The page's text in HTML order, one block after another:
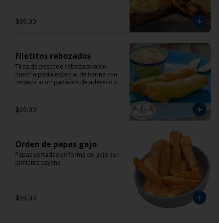
$89.00
Filetitos rebozados
Tiras de pescado rebozadoscon
nuestra pasta especial de harina con
cerveza acompañados de aderezo de
$69.00
Orden de papas gajo
Papas cortadas en forma de gajo con
pimienta cayena
$59.00